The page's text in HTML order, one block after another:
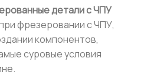
детали с ЧПУ
фрезеровании с ЧПУ,
компонентов,
суровые условия